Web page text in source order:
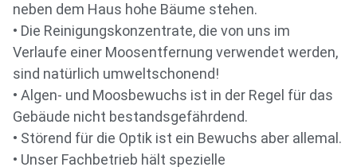
neben dem Haus hohe Bäume stehen.
• Die Reinigungskonzentrate, die von uns im
Verlaufe einer Moosentfernung verwendet werden,
sind natürlich umweltschonend!
• Algen- und Moosbewuchs ist in der Regel für das
Gebäude nicht bestandsgefährdend.
• Störend für die Optik ist ein Bewuchs aber allemal.
• Unser Fachbetrieb hält spezielle